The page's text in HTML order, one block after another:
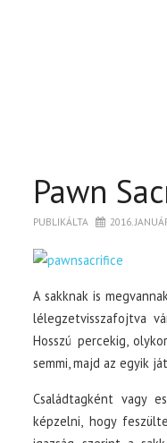
Pawn
PUBLIKÁLTA 2016.
A sakknak is
lélegzetvisszafojtva
Hosszú percekig,
semmi, majd az egyik
Családtagként vagy
képzelni, hogy